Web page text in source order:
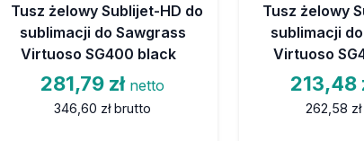
Tusz żelowy Sublijet-HD do
sublimacji do Sawgrass
Virtuoso SG400 black
281,79 zł netto
346,60 zł brutto
Tusz żelowy
sublimacji
Virtuoso
213,48
262,58 zł